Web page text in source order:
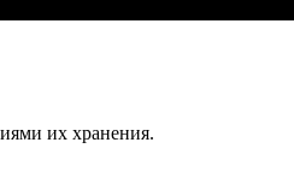
их хранения.